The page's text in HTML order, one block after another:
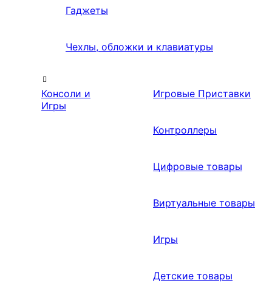
Гаджеты
Чехлы, обложки и клавиатуры
Консоли и
Игры
Игровые Приставки
Контроллеры
Цифровые товары
Виртуальные товары
Игры
Детские товары